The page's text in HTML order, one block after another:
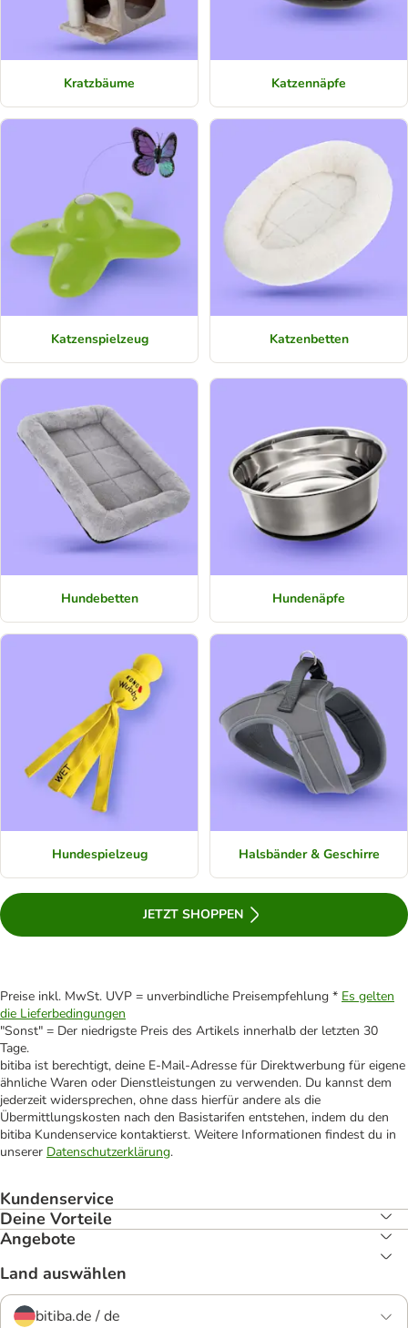
Kratzbäume Katzennäpfe
Katzenspielzeug Katzenbetten
Hundebetten Hundenäpfe
Hundespielzeug Halsbänder & Geschirre
JETZT SHOPPEN
Preise inkl. MwSt. UVP = unverbindliche Preisempfehlung * Es gelten
die Lieferbedingungen
"Sonst" = Der niedrigste Preis des Artikels innerhalb der letzten 30
Tage.
bitiba ist berechtigt, deine E-Mail-Adresse für Direktwerbung für eigene
ähnliche Waren oder Dienstleistungen zu verwenden. Du kannst dem
jederzeit widersprechen, ohne dass hierfür andere als die
Übermittlungskosten nach den Basistarifen entstehen, indem du den
bitiba Kundenservice kontaktierst. Weitere Informationen findest du in
unserer Datenschutzerklärung.
Kundenservice
Deine Vorteile
Angebote
Land auswählen
bitiba.de / de